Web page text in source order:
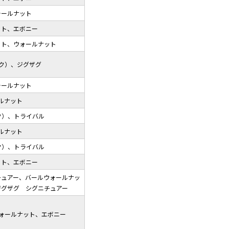
ルナット
、エボニー
、ウォールナット
）、ジグザグ
ルナット
ナット
、トライバル
ナット
、トライバル
、エボニー
アー、バールウォールナッ
ザグ シグニチュアー
ールナット、エボニー